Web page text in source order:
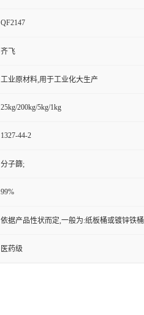
QF2147
齐飞
工业原材料,用于工业化大生产
25kg/200kg/5kg/1kg
1327-44-2
分子篩;
99%
依据产品性状而定,一般为:纸板桶或镀锌铁桶
医药级